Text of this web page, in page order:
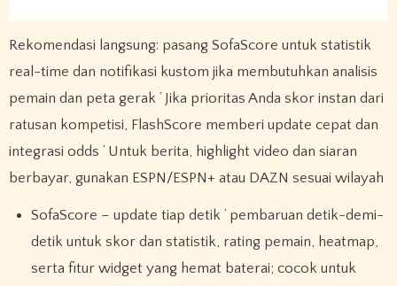
Rekomendasi langsung: pasang SofaScore untuk statistik
real-time dan notifikasi kustom jika membutuhkan analisis
pemain dan peta gerak ’ Jika prioritas Anda skor instan dari
ratusan kompetisi, FlashScore memberi update cepat dan
integrasi odds ’ Untuk berita, highlight video dan siaran
berbayar, gunakan ESPN/ESPN+ atau DAZN sesuai wilayah
SofaScore – update tiap detik ’ pembaruan detik-demi-
detik untuk skor dan statistik, rating pemain, heatmap,
serta fitur widget yang hemat baterai; cocok untuk